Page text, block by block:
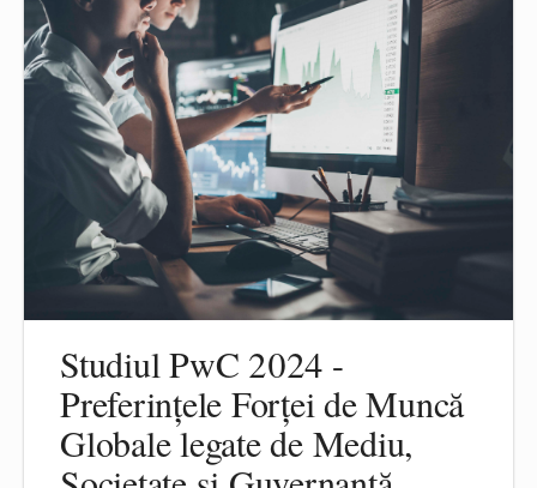
Studiul PwC 2024 -
Preferințele Forței de Muncă
Globale legate de Mediu,